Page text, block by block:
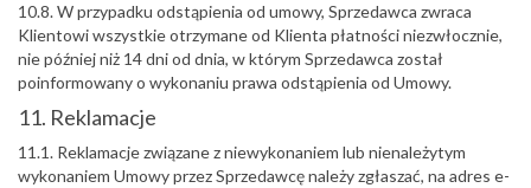
10.8. W przypadku odstąpienia od umowy, Sprzedawca zwraca
Klientowi wszystkie otrzymane od Klienta płatności niezwłocznie,
nie później niż 14 dni od dnia, w którym Sprzedawca został
poinformowany o wykonaniu prawa odstąpienia od Umowy.
11. Reklamacje
11.1. Reklamacje związane z niewykonaniem lub nienależytym
wykonaniem Umowy przez Sprzedawcę należy zgłaszać, na adres e-